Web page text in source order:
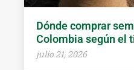
Dónde comprar
Colombia según el
julio 21, 2026